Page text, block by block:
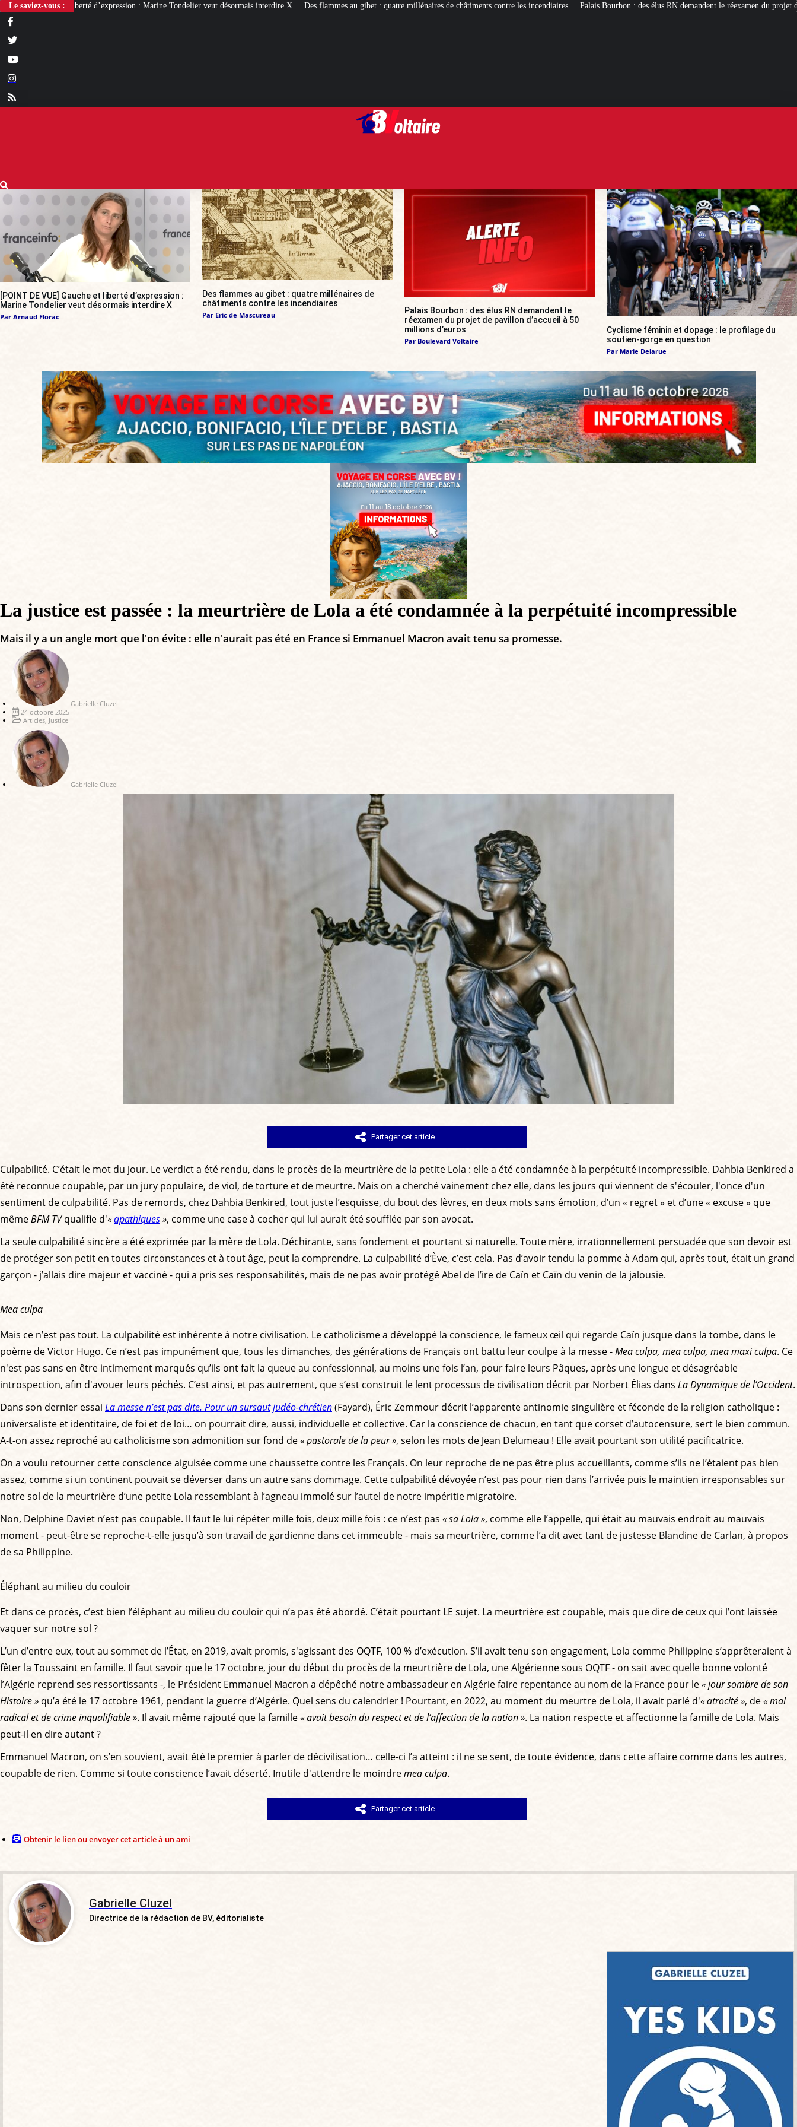
Le saviez-vous :: Marine Tondelier veut désormais interdire X Des flammes au gibet : quatre millénaires de châtiments contre les incendiaires Palais Bourbon : des élus RN demandent le réexamen du projet de pavillon d’accueil à 50
[POINT DE VUE] Gauche et liberté d’expression :
Marine Tondelier veut désormais interdire X
Par Arnaud Florac
Des flammes au gibet : quatre millénaires de
châtiments contre les incendiaires
Par Eric de Mascureau
Palais Bourbon : des élus RN demandent le
réexamen du projet de pavillon d’accueil à 50
millions d’euros
Par Boulevard Voltaire
Cyclisme féminin et dopage : le profilage du
soutien-gorge en question
Par Marie Delarue
La justice est passée : la meurtrière de Lola a été condamnée à la perpétuité incompressible
Mais il y a un angle mort que l'on évite : elle n'aurait pas été en France si Emmanuel Macron avait tenu sa promesse.
Gabrielle Cluzel
24 octobre 2025
Articles Justice
Gabrielle Cluzel
Partager cet article
Culpabilité. C’était le mot du jour. Le verdict a été rendu, dans le procès de la meurtrière de la petite Lola : elle a été condamnée à la perpétuité incompressible. Dahbia Benkired a
été reconnue coupable, par un jury populaire, de viol, de torture et de meurtre. Mais on a cherché vainement chez elle, dans les jours qui viennent de s'écouler, l'once d'un
sentiment de culpabilité. Pas de remords, chez Dahbia Benkired, tout juste l’esquisse, du bout des lèvres, en deux mots sans émotion, d’un « regret » et d’une « excuse » que
mêmeBFM TVqualifie d'«apathiques», comme une case à cocher qui lui aurait été soufflée par son avocat.
La seule culpabilité sincère a été exprimée par la mère de Lola. Déchirante, sans fondement et pourtant si naturelle. Toute mère, irrationnellement persuadée que son devoir est
de protéger son petit en toutes circonstances et à tout âge, peut la comprendre. La culpabilité d’Ève, c’est cela. Pas d’avoir tendu la pomme à Adam qui, après tout, était un grand
garçon - j’allais dire majeur et vacciné - qui a pris ses responsabilités, mais de ne pas avoir protégé Abel de l’ire de Caïn et Caïn du venin de la jalousie.
Mea culpa
Mais ce n’est pas tout. La culpabilité est inhérente à notre civilisation. Le catholicisme a développé la conscience, le fameux œil qui regarde Caïn jusque dans la tombe, dans le
poème de Victor Hugo. Ce n’est pas impunément que, tous les dimanches, des générations de Français ont battu leur coulpe à la messe -Mea culpa, mea culpa, mea maxi culpa. Ce
n'est pas sans en être intimement marqués qu’ils ont fait la queue au confessionnal, au moins une fois l’an, pour faire leurs Pâques, après une longue et désagréable
introspection, afin d'avouer leurs péchés. C’est ainsi, et pas autrement, que s’est construit le lent processus de civilisation décrit par Norbert Élias dans La Dynamique de l’Occident.
Dans son dernier essai La messe n’est pas dite. Pour un sursaut judéo-chrétien(Fayard), Éric Zemmour décrit l’apparente antinomie singulière et féconde de la religion catholique :
universaliste et identitaire, de foi et de loi… on pourrait dire, aussi, individuelle et collective. Car la conscience de chacun, en tant que corset d’autocensure, sert le bien commun.
A-t-on assez reproché au catholicisme son admonition sur fond de« pastorale de la peur », selon les mots de Jean Delumeau ! Elle avait pourtant son utilité pacificatrice.
On a voulu retourner cette conscience aiguisée comme une chaussette contre les Français. On leur reproche de ne pas être plus accueillants, comme s’ils ne l’étaient pas bien
assez, comme si un continent pouvait se déverser dans un autre sans dommage. Cette culpabilité dévoyée n’est pas pour rien dans l’arrivée puis le maintien irresponsables sur
notre sol de la meurtrière d’une petite Lola ressemblant à l’agneau immolé sur l’autel de notre impéritie migratoire.
Non, Delphine Daviet n’est pas coupable. Il faut le lui répéter mille fois, deux mille fois : ce n’est pas « sa Lola », comme elle l’appelle, qui était au mauvais endroit au mauvais
moment - peut-être se reproche-t-elle jusqu’à son travail de gardienne dans cet immeuble - mais sa meurtrière, comme l’a dit avec tant de justesse Blandine de Carlan, à propos
de sa Philippine.
Éléphant au milieu du couloir
Et dans ce procès, c’est bien l’éléphant au milieu du couloir qui n’a pas été abordé. C’était pourtant LE sujet. La meurtrière est coupable, mais que dire de ceux qui l’ont laissée
vaquer sur notre sol ?
L’un d’entre eux, tout au sommet de l’État, en 2019, avait promis, s'agissant des OQTF, 100 % d’exécution. S’il avait tenu son engagement, Lola comme Philippine s’apprêteraient à
fêter la Toussaint en famille. Il faut savoir que le 17 octobre, jour du début du procès de la meurtrière de Lola, une Algérienne sous OQTF - on sait avec quelle bonne volonté
l’Algérie reprend ses ressortissants -, le Président Emmanuel Macron a dépêché notre ambassadeur en Algérie faire repentance au nom de la France pour le« jour sombre de son
Histoire » qu’a été le 17 octobre 1961, pendant la guerre d’Algérie. Quel sens du calendrier ! Pourtant, en 2022, au moment du meurtre de Lola, il avait parlé d'« atrocité », de« mal
radical et de crime inqualifiable ». Il avait même rajouté que la famille« avait besoin du respect et de l’affection de la nation ». La nation respecte et affectionne la famille de Lola. Mais
peut-il en dire autant ?
Emmanuel Macron, on s’en souvient, avait été le premier à parler de décivilisation… celle-ci l’a atteint : il ne se sent, de toute évidence, dans cette affaire comme dans les autres,
coupable de rien. Comme si toute conscience l’avait déserté. Inutile d'attendre le moindremea culpa.
Partager cet article
Obtenir le lien ou envoyer cet article à un ami
Gabrielle Cluzel
Directrice de la rédaction de BV, éditorialiste